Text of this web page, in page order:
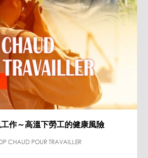
作～高溫下勞工的健康風險
CHAUD POUR TRAVAILLER